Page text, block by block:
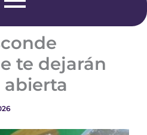
o
e
r
te dejarán
abierta